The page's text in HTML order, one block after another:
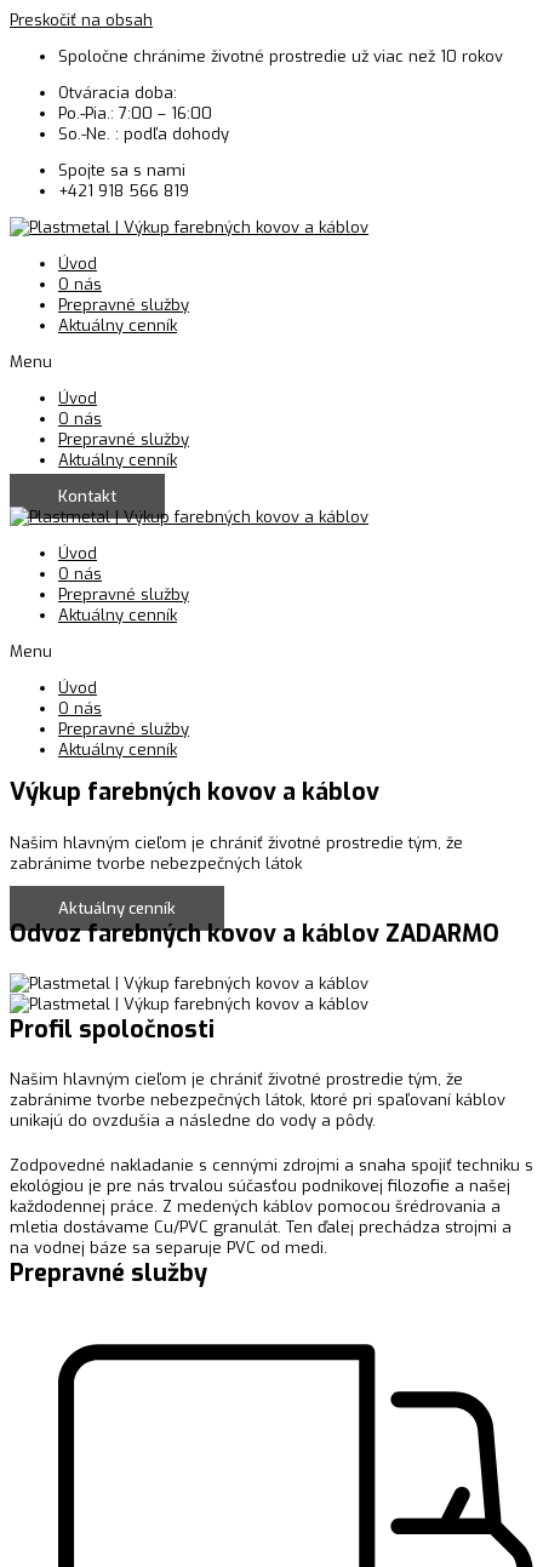
Preskočiť na obsah
Spoločne chránime životné prostredie už viac než 10 rokov
Otváracia doba:
Po.-Pia.: 7:00 – 16:00
So.-Ne. : podľa dohody
Spojte sa s nami
+421 918 566 819
Úvod
O nás
Prepravné služby
Aktuálny cenník
Menu
Úvod
O nás
Prepravné služby
Aktuálny cenník
Kontakt
Úvod
O nás
Prepravné služby
Aktuálny cenník
Menu
Úvod
O nás
Prepravné služby
Aktuálny cenník
Výkup farebných kovov a káblov
Našim hlavným cieľom je chrániť životné prostredie tým, že
zabránime tvorbe nebezpečných látok
Aktuálny cenník
Odvoz farebných kovov a káblov ZADARMO
Profil spoločnosti
Našim hlavným cieľom je chrániť životné prostredie tým, že
zabránime tvorbe nebezpečných látok, ktoré pri spaľovaní káblov
unikajú do ovzdušia a následne do vody a pôdy.
Zodpovedné nakladanie s cennými zdrojmi a snaha spojiť techniku s
ekológiou je pre nás trvalou súčasťou podnikovej filozofie a našej
každodennej práce. Z medených káblov pomocou šrédrovania a
mletia dostávame Cu/PVC granulát. Ten ďalej prechádza strojmi a
na vodnej báze sa separuje PVC od medi.
Prepravné služby